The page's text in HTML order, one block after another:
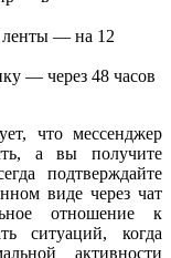
ленты — на 12
— через 48 часов
что мессенджер
а вы получите
подтверждайте
виде через чат
отношение к
ситуаций, когда
активности